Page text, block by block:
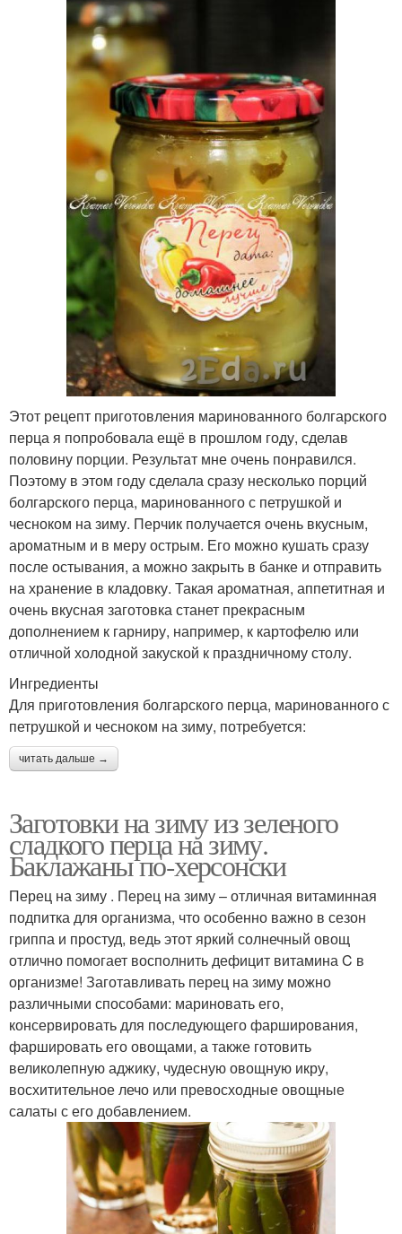
Этот рецепт приготовления маринованного болгарского
перца я попробовала ещё в прошлом году, сделав
половину порции. Результат мне очень понравился.
Поэтому в этом году сделала сразу несколько порций
болгарского перца, маринованного с петрушкой и
чесноком на зиму. Перчик получается очень вкусным,
ароматным и в меру острым. Его можно кушать сразу
после остывания, а можно закрыть в банке и отправить
на хранение в кладовку. Такая ароматная, аппетитная и
очень вкусная заготовка станет прекрасным
дополнением к гарниру, например, к картофелю или
отличной холодной закуской к праздничному столу.
Ингредиенты
Для приготовления болгарского перца, маринованного с
петрушкой и чесноком на зиму, потребуется:
читать дальше →
Заготовки на зиму из зеленого
сладкого перца на зиму.
Баклажаны по-херсонски
Перец на зиму . Перец на зиму – отличная витаминная
подпитка для организма, что особенно важно в сезон
гриппа и простуд, ведь этот яркий солнечный овощ
отлично помогает восполнить дефицит витамина C в
организме! Заготавливать перец на зиму можно
различными способами: мариновать его,
консервировать для последующего фарширования,
фаршировать его овощами, а также готовить
великолепную аджику, чудесную овощную икру,
восхитительное лечо или превосходные овощные
салаты с его добавлением.